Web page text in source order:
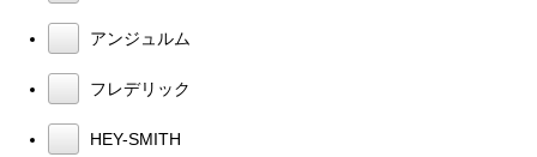
アンジュルム
フレデリック
HEY-SMITH